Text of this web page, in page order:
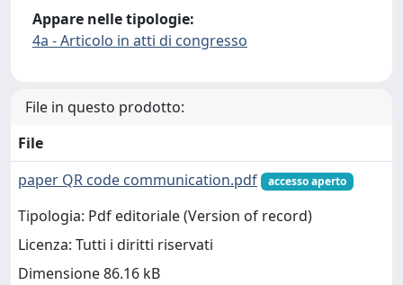
Appare nelle tipologie:
4a - Articolo in atti di congresso
File in questo prodotto:
File
paper QR code communication.pdf
accesso aperto
Tipologia: Pdf editoriale (Version of record)
Licenza: Tutti i diritti riservati
Dimensione 86.16 kB